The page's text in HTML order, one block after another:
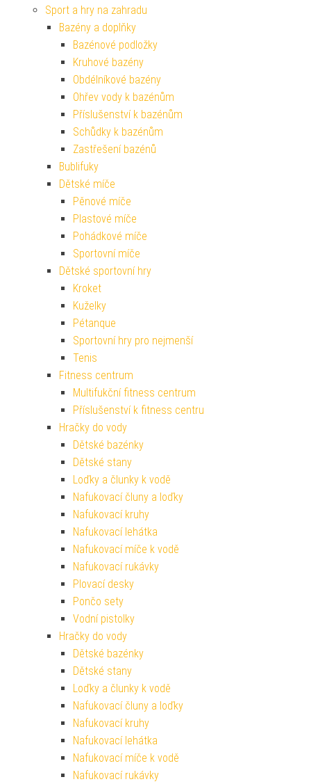
Sport a hry na zahradu
Bazény a doplňky
Bazénové podložky
Kruhové bazény
Obdélníkové bazény
Ohřev vody k bazénům
Příslušenství k bazénům
Schůdky k bazénům
Zastřešení bazénů
Bublifuky
Dětské míče
Pěnové míče
Plastové míče
Pohádkové míče
Sportovní míče
Dětské sportovní hry
Kroket
Kuželky
Pétanque
Sportovní hry pro nejmenší
Tenis
Fitness centrum
Multifukční fitness centrum
Příslušenství k fitness centru
Hračky do vody
Dětské bazénky
Dětské stany
Loďky a člunky k vodě
Nafukovací čluny a loďky
Nafukovací kruhy
Nafukovací lehátka
Nafukovací míče k vodě
Nafukovací rukávky
Plovací desky
Pončo sety
Vodní pistolky
Hračky do vody
Dětské bazénky
Dětské stany
Loďky a člunky k vodě
Nafukovací čluny a loďky
Nafukovací kruhy
Nafukovací lehátka
Nafukovací míče k vodě
Nafukovací rukávky